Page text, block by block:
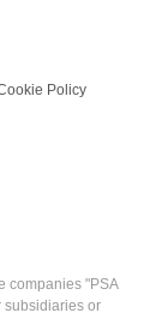
Policy
companies "PSA
subsidiaries or